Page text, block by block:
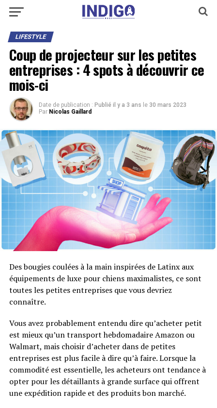
LIFESTYLE
Coup de projecteur sur les petites
entreprises : 4 spots à découvrir ce
mois-ci
Date de publication : Publié il y a 3 ans le 30 mars 2023
Par Nicolas Gaillard
Des bougies coulées à la main inspirées de Latinx aux
équipements de luxe pour chiens maximalistes, ce sont
toutes les petites entreprises que vous devriez
connaître.
Vous avez probablement entendu dire qu’acheter petit
est mieux qu’un transport hebdomadaire Amazon ou
Walmart, mais choisir d’acheter dans de petites
entreprises est plus facile à dire qu’à faire. Lorsque la
commodité est essentielle, les acheteurs ont tendance à
opter pour les détaillants à grande surface qui offrent
une expédition rapide et des produits bon marché.